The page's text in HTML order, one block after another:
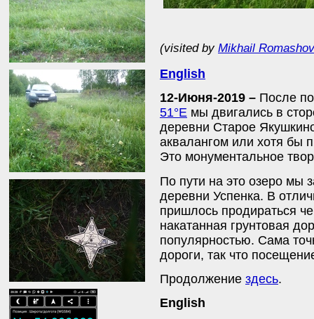
(visited by Mikhail Romashov
English
12-Июня-2019 – После
51°E мы двигались в
деревни Cтарое
аквалангом или хотя бы
Это монументальное
По пути на это озеро мы
деревни Успенка. В
пришлось продираться
накатанная грунтовая
популярностью. Сама
дороги, так что
Продолжение здесь.
English